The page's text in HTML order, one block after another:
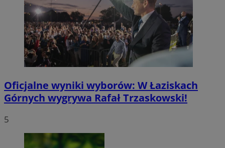
Oficjalne wyniki wyborów: W Łaziskach
Górnych wygrywa Rafał Trzaskowski!
5